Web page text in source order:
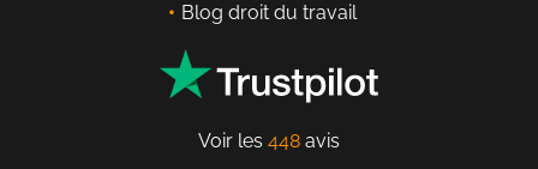
Blog droit du travail
Voir les 448 avis